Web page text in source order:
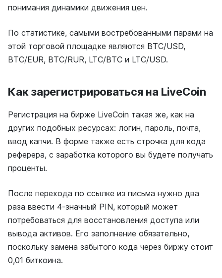
понимания динамики движения цен.
По статистике, самыми востребованными парами на
этой торговой площадке являются ВТС/USD,
BTC/EUR, BTC/RUR, LTC/BTC и LTC/USD.
Как зарегистрироваться на LiveCoin
Регистрация на бирже LiveCoin такая же, как на
других подобных ресурсах: логин, пароль, почта,
ввод капчи. В форме также есть строчка для кода
реферера, с заработка которого вы будете получать
проценты.
После перехода по ссылке из письма нужно два
раза ввести 4-значный PIN, который может
потребоваться для восстановления доступа или
вывода активов. Его заполнение обязательно,
поскольку замена забытого кода через биржу стоит
0,01 биткоина.